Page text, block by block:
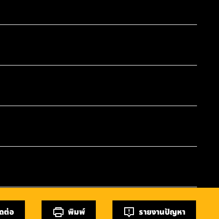
ต่อ พิมพ์ รายงานปัญหา